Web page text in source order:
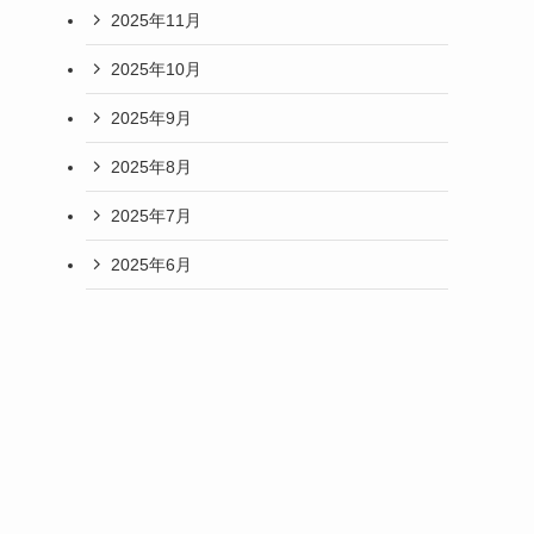
2025年11月
2025年10月
2025年9月
2025年8月
2025年7月
2025年6月